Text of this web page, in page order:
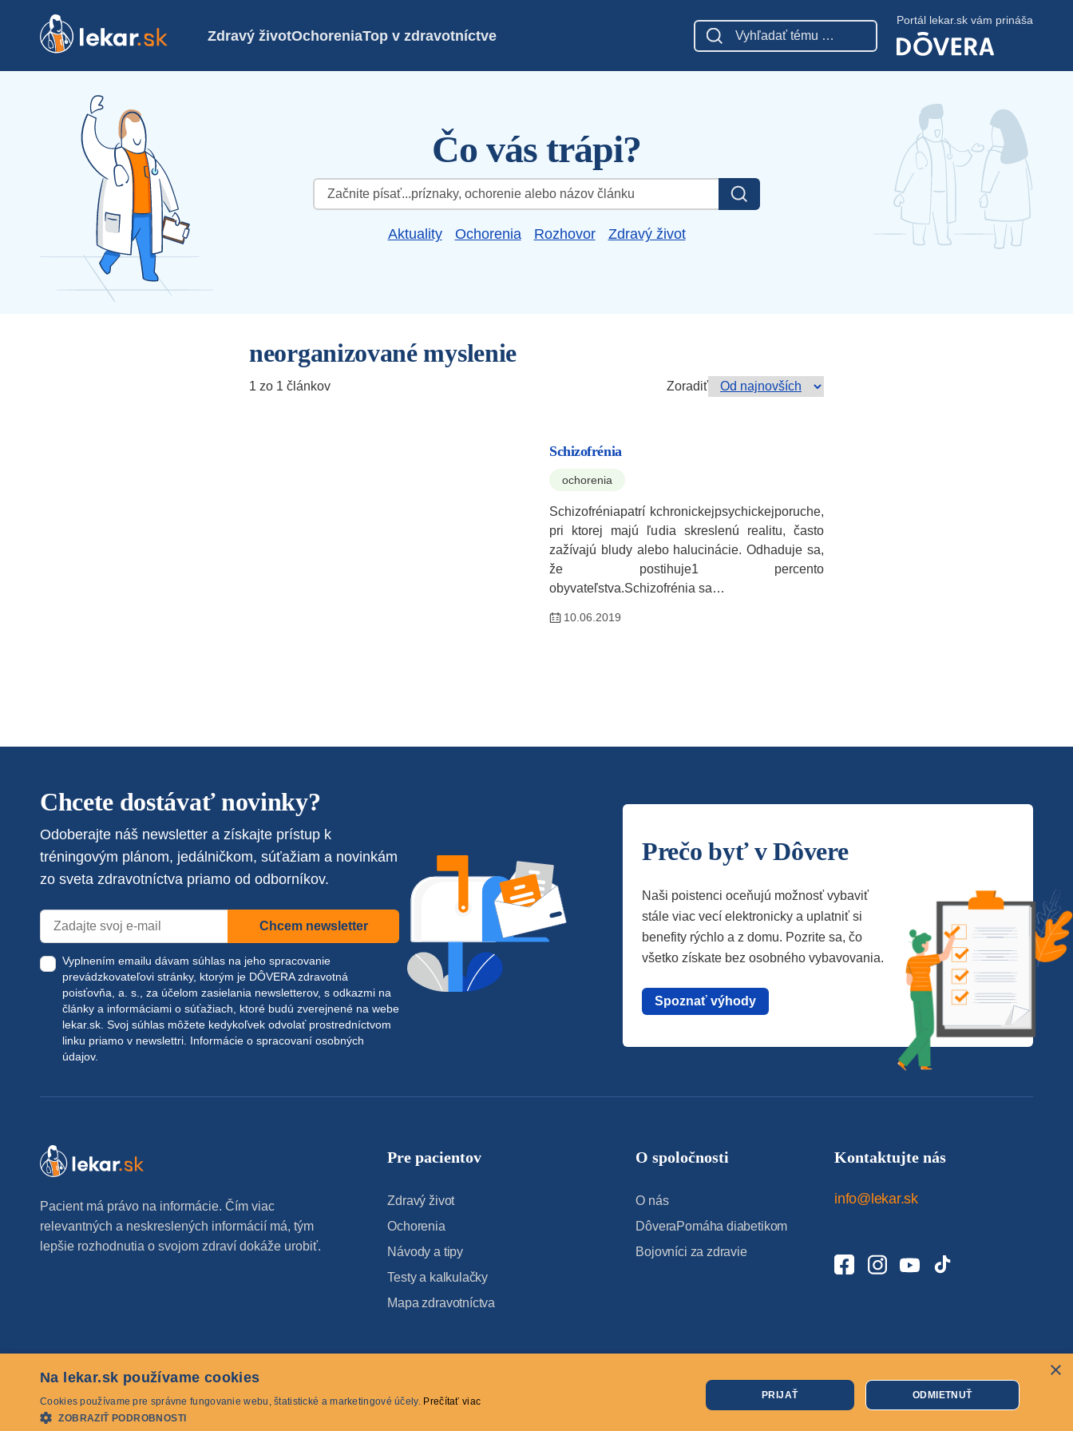
Zdravý životOchoreniaTop v zdravotníctve
Portál lekar.sk vám prináša
Čo vás trápi?
Hľadať:
Aktuality Ochorenia Rozhovor Zdravý život
neorganizované myslenie
1 zo 1 článkov Zoradiť
Schizofrénia
ochorenia
Schizofréniapatrí kchronickejpsychickejporuche,
pri ktorej majú ľudia skreslenú realitu, často
zažívajú bludy alebo halucinácie. Odhaduje sa,
že postihuje1 percento
obyvateľstva.Schizofrénia sa…
10.06.2019
Chcete dostávať novinky?
Odoberajte náš newsletter a získajte prístup k
tréningovým plánom, jedálničkom, súťažiam a novinkám
zo sveta zdravotníctva priamo od odborníkov.
Chcem newsletter
Vyplnením emailu dávam súhlas na jeho spracovanie
prevádzkovateľovi stránky, ktorým je DÔVERA zdravotná
poisťovňa, a. s., za účelom zasielania newsletterov, s odkazmi na
články a informáciami o súťažiach, ktoré budú zverejnené na webe
lekar.sk . Svoj súhlas môžete kedykoľvek odvolať prostredníctvom
linku priamo v newslettri. Informácie o spracovaní osobných
údajov.
Prečo byť v Dôvere
Naši poistenci oceňujú možnosť vybaviť
stále viac vecí elektronicky a uplatniť si
benefity rýchlo a z domu. Pozrite sa, čo
všetko získate bez osobného vybavovania.
Spoznať výhody
Pacient má právo na informácie. Čím viac
relevantných a neskreslených informácií má, tým
lepšie rozhodnutia o svojom zdraví dokáže urobiť.
Pre pacientov
Zdravý život
Ochorenia
Návody a tipy
Testy a kalkulačky
Mapa zdravotníctva
O spoločnosti
O nás
DôveraPomáha diabetikom
Bojovníci za zdravie
Kontaktujte nás
info@lekar.sk
© 2026 lekar.sk Všetky práva vyhradené Cookies
×
Na lekar.sk používame cookies
Cookies používame pre správne fungovanie webu, štatistické a marketingové účely. Prečítať viac
ZOBRAZIŤ PODROBNOSTI
PRIJAŤ ODMIETNUŤ